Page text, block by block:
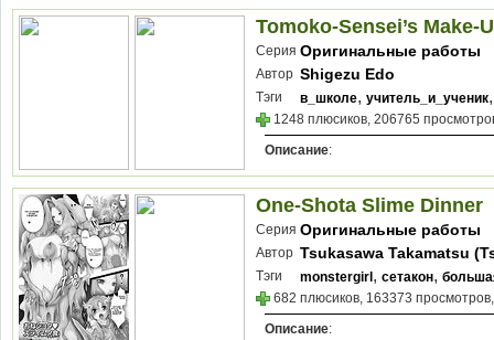
Tomoko-Sensei’s Make-
Серия Оригинальные работы
Автор Shigezu Edo
Тэги в_школе, учитель_и_ученик
1248 плюсиков, 206765
Описание:
One-Shota Slime Dinner
Серия Оригинальные работы
Автор Tsukasawa Takamatsu
Тэги monstergirl , сетакон,
682 плюсиков, 163373
Описание: